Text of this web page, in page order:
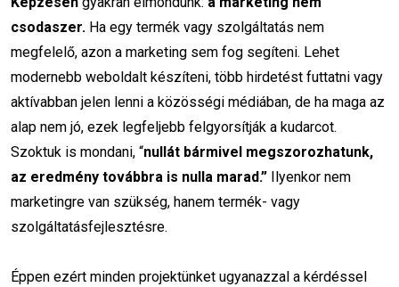
Augusztusi Marketing: 20
Feladat, Amit Még A Nyár Végén
El Kell Végezni
2026. 07. 29.
Hogyan Építs Erős
Márkaidentitást Kis Budget
Mellett
2026. 07. 24.
Nyári Marketingstratégia: Így
2026. 07. 15.
csodaszer. Ha egy termék vagy szolgáltatás nem
megfelelő, azon a marketing sem fog segíteni. Lehet
modernebb weboldalt készíteni, több hirdetést futtatni vagy
aktívabban jelen lenni a közösségi médiában, de ha maga az
alap nem jó, ezek legfeljebb felgyorsítják a kudarcot.
Szoktuk is mondani, “nullát bármivel megszorozhatunk,
az eredmény továbbra is nulla marad.” Ilyenkor nem
marketingre van szükség, hanem termék- vagy
szolgáltatásfejlesztésre.
Éppen ezért minden projektünket ugyanazzal a kérdéssel